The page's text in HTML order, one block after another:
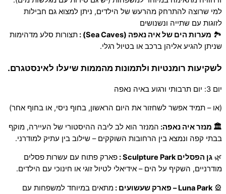
למי שרוצה להתרחק מהרעש של הילדים, ניתן למצוא גם חבילות
לזוגות עם שתייה ונשנושים
🏞 מערות הים של איה נאפה (Sea Caves) :
תצורות סלע מדהימות
שניתן להגיע אליהן ברכב או בטיול רגלי.
לשקיעות רומנטיות ולתמונות מהממות שיעלו לאינסטגרם.
יום 3: יום תרבותי ורגוע באיה נאפה
(או – תמיד אפשר לשחזור את היום הראשון, בחוף ניסי, או בחוף אחר)
🏛 מנזר איה נאפה: המנזר הוא לב ליבה ההיסטורי של העיירה, מוקף
בבתי קפה ונמצא בין הרחובות השוקקים – שילוב בין עתיק למודרני.
🌿 גן הפסלים Sculpture Park :
פארק פתוח עם עשרות פסלים
מודרניים, השקיף על הים – אידיאלי לטיול זוגי או חינוכי עם הילדים.
🎡Luna Park – פארק שעשועים :
מתאים במיוחד למשפחות עם